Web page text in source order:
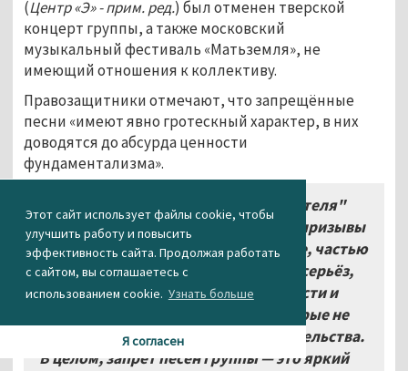
Этот сайт использует файлы cookie, чтобы
улучшить работу и повысить
эффективность сайта. Продолжая работать
с сайтом, вы соглашаетесь с
использованием cookie. Узнать больше
Я согласен
(Центр «Э» - прим. ред.) был отменен тверской
концерт группы, а также московский
музыкальный фестиваль «Матьземля», не
имеющий отношения к коллективу.
Правозащитники отмечают, что запрещённые
песни «имеют явно гротескный характер, в них
доводятся до абсурда ценности
фундаментализма».
«Хотя "Ансамбль Христа Спасителя"
популярен в ультраправой среде, а призывы
в песнях, даже если они пародийные, частью
аудитории могут восприниматься всерьёз,
потенциальную опасность могут нести и
многие другие высказывания, которые не
подпадают под действие законодательства.
В целом, запрет песен группы — это яркий